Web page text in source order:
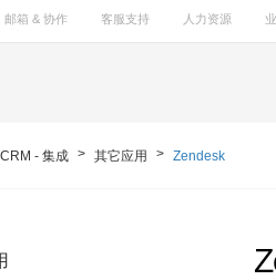
邮箱 & 协作 客服支持 人力资源
CRM - 集成 其它应用 Zendesk